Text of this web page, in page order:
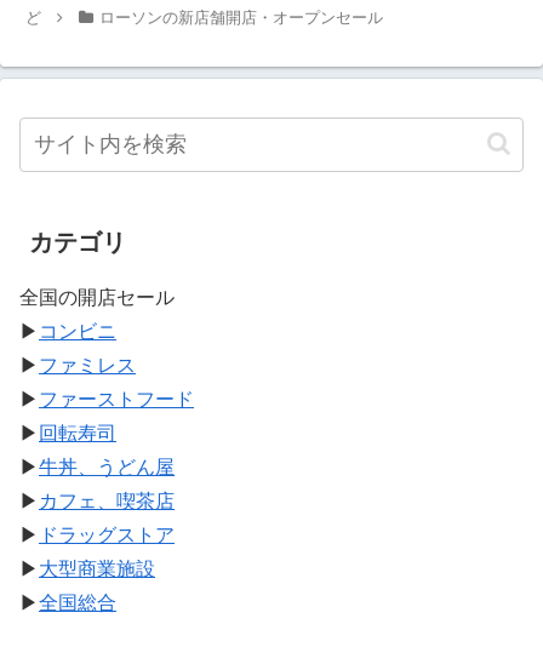
ど
ローソンの新店舗開店・オープンセール
カテゴリ
全国の開店セール
▶ コンビニ
▶ ファミレス
▶ ファーストフード
▶ 回転寿司
▶牛丼、うどん屋
▶ カフェ、喫茶店
▶ ドラッグストア
▶ 大型商業施設
▶全国総合